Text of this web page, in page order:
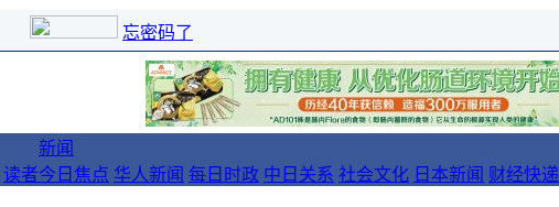
忘密码了
读者
新闻
今日焦点 华人新闻 每日时政 中日关系 社会文化 日本新闻 财经快递